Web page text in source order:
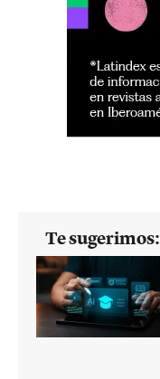
Te sugerimos: